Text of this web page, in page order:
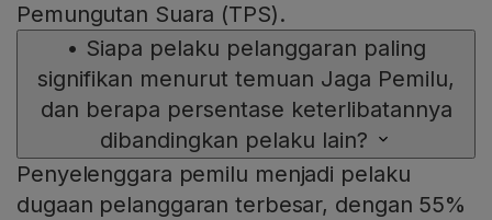
Pemungutan Suara (TPS).
• Siapa pelaku pelanggaran paling
signifikan menurut temuan Jaga Pemilu,
dan berapa persentase keterlibatannya
dibandingkan pelaku lain?
Penyelenggara pemilu menjadi pelaku
dugaan pelanggaran terbesar, dengan 55%